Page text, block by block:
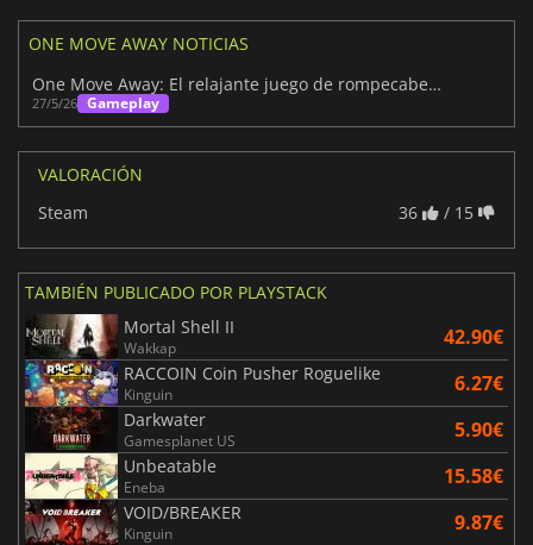
ONE MOVE AWAY NOTICIAS
One Move Away: El relajante juego de rompecabezas para almas tranquilas
27/5/26 Gameplay
VALORACIÓN
Steam
36 / 15
TAMBIÉN PUBLICADO POR PLAYSTACK
Mortal Shell II
Wakkap 42.90€
RACCOIN Coin Pusher Roguelike
Kinguin 6.27€
Darkwater
Gamesplanet US 5.90€
Unbeatable
Eneba 15.58€
VOID/BREAKER
Kinguin 9.87€